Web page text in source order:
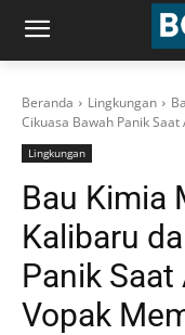
Beranda Lingkungan
Cikuasa Bawah Panik Saat
Lingkungan
Bau Kimia
Kalibaru
Panik
Vopak